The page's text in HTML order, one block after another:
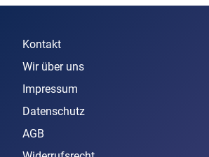
Kontakt
Wir über uns
Impressum
Datenschutz
AGB